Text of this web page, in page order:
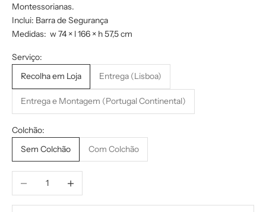
Montessorianas.
Inclui: Barra de Segurança
Medidas: w 74 × l 166 × h 57,5 cm
Serviço:
Recolha em Loja
Entrega (Lisboa)
Entrega e Montagem (Portugal Continental)
Colchão:
Sem Colchão
Com Colchão
Diminuir quantidade